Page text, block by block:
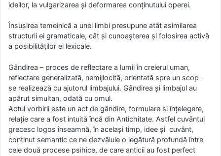
ideilor, la vulgarizarea și deformarea conținutului operei.
Însușirea temeinică a unei limbi presupune atât asimilarea
structurii ei gramaticale, cât și cunoașterea și folosirea activă
a posibilităților ei lexicale.
Gândirea – proces de reflectare a lumii în creierul uman,
reflectare generalizată, nemijlocită, orientată spre un scop –
se realizează cu ajutorul limbajului. Gândirea şi limbajul au
apărut simultan, odată cu omul.
Actul vorbirii este un act de gândire, formulare şi înțelegere,
relație care a fost intuită încă din Antichitate. Astfel cuvântul
grecesc logos înseamnă, în același timp, idee și cuvânt,
conținut semantic ce ne dezvăluie o legătură profundă între
cele două procese psihice, de care anticii au fost perfect